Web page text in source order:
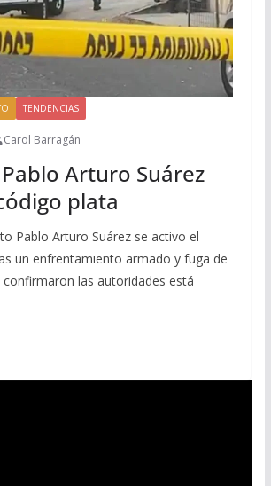
TENDENCIAS
Carol Barragán
Arturo Suárez
plata
Pablo Arturo Suárez se activo el
un enfrentamiento armado y fuga de
las autoridades está